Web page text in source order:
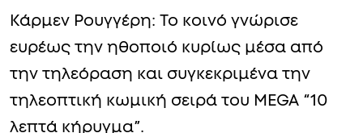
Kάρμεν Ρουγγέρη: Το κοινό γνώρισε
ευρέως την ηθοποιό κυρίως μέσα από
την τηλεόραση και συγκεκριμένα την
τηλεοπτική κωμική σειρά του MEGA “10
λεπτά κήρυγμα”.